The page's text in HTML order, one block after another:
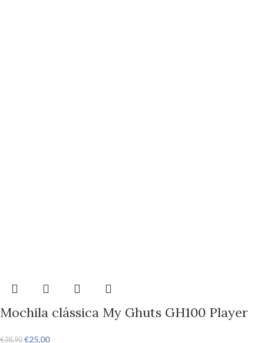
Mochila clássica My Ghuts GH100 Player
€38,90 €25,00